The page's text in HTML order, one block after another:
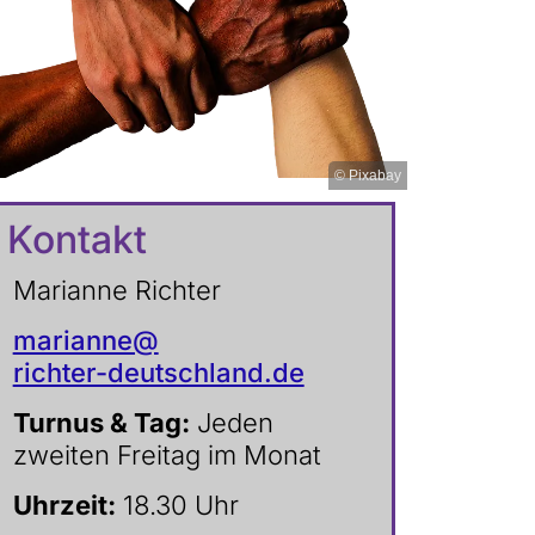
© Pixabay
Kontakt
Marianne Richter
marianne@
richter-deutschland.de
Turnus & Tag: Jeden
zweiten Freitag im Monat
Uhrzeit: 18.30 Uhr